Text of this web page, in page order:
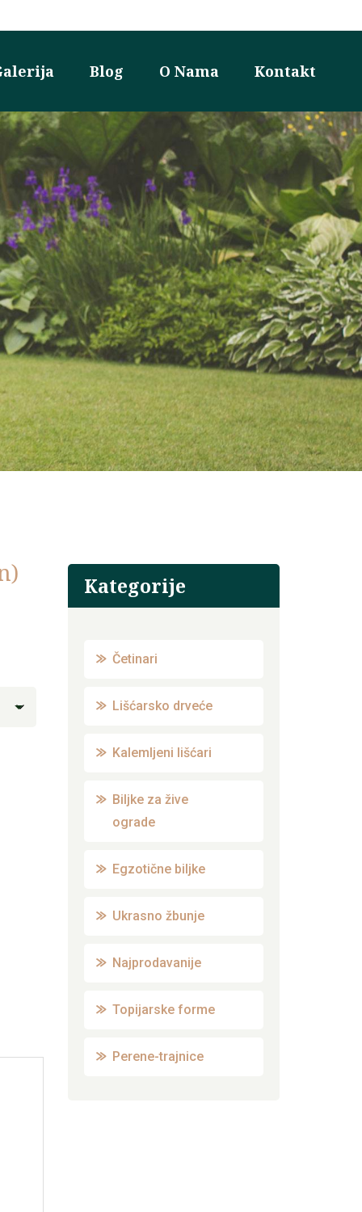
Blog O Nama Kontakt
Kategorije
Četinari
Lišćarsko drveće
Kalemljeni lišćari
Biljke za žive
ograde
Egzotične biljke
Ukrasno žbunje
Najprodavanije
Topijarske forme
Perene-trajnice